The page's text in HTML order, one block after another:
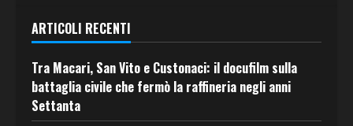
ARTICOLI RECENTI
Tra Macari, San Vito e Custonaci: il docufilm sulla
battaglia civile che fermò la raffineria negli anni
Settanta